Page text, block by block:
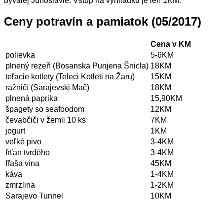
Ceny potravín a pamiatok (05/2017)
Cena v KM
polievka
5-6KM
plnený rezeň (Bosanska Punjena Šnicla) 18KM
teľacie kotlety (Teleci Kotleti na Žaru)
15KM
ražničí (Sarajevski Mač)
18KM
plnená paprika
15,90KM
špagety so seafoodom
12KM
čevabčiči v žemli 10 ks
7KM
jogurt
1KM
veľké pivo
3-4KM
frťan tvrdého
3-4KM
fľaša vína
45KM
káva
1-4KM
zmrzlina
1-2KM
Sarajevo Tunnel
10KM